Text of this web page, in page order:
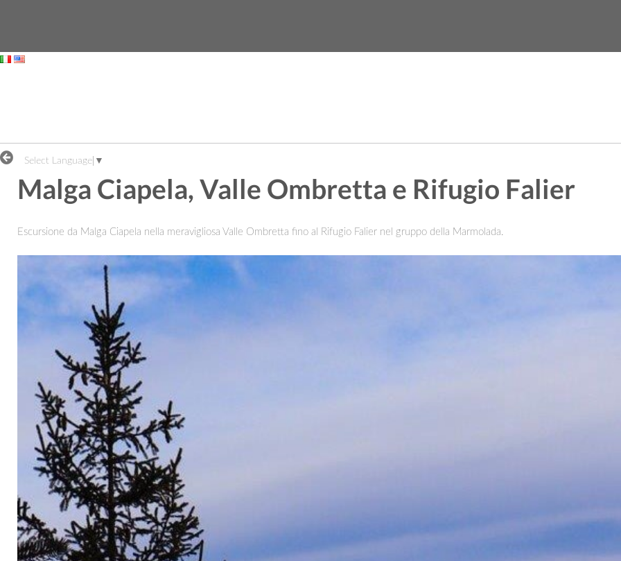
Select Language ▼
Malga Ciapela, Valle Ombretta e Rifugio Falier
Escursione da Malga Ciapela nella meravigliosa Valle Ombretta fino al Rifugio Falier nel gruppo della Marmolada.